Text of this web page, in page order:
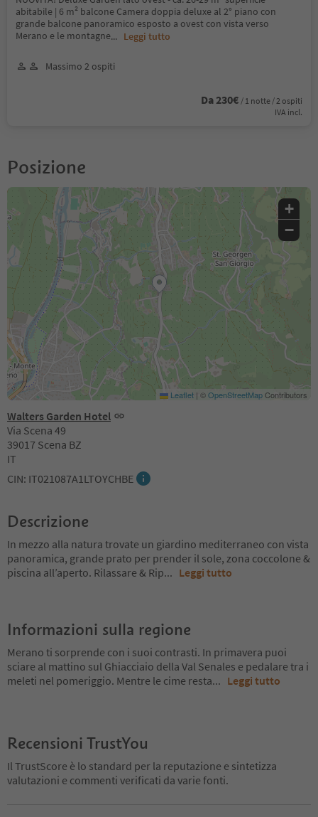
abitabile | 6 m² balcone Camera doppia deluxe al 2° piano con
grande balcone panoramico esposto a ovest con vista verso
Merano e le montagne... Leggi tutto
Massimo 2 ospiti
Da 230€ / 1 notte / 2 ospiti
IVA incl.
Posizione
Walters Garden Hotel
Via Scena 49
39017 Scena BZ
IT
CIN: IT021087A1LTOYCHBE
+
−
Leaflet | ©OpenStreetMapContributors
Descrizione
In mezzo alla natura trovate un giardino mediterraneo con vista
panoramica, grande prato per prender il sole, zona coccolone &
piscina all’aperto. Rilassare & Rip... Leggi tutto
Informazioni sulla regione
Merano ti sorprende con i suoi contrasti. In primavera puoi
sciare al mattino sul Ghiacciaio della Val Senales e pedalare tra i
meleti nel pomeriggio. Mentre le cime resta... Leggi tutto
Recensioni TrustYou
Il TrustScore è lo standard per la reputazione e sintetizza
valutazioni e commenti verificati da varie fonti.